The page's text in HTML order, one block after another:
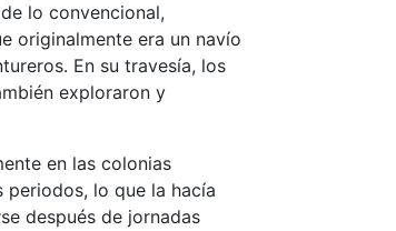
lo convencional,
originalmente era un navío
En su travesía, los
exploraron y
en las colonias
periodos, lo que la hacía
después de jornadas